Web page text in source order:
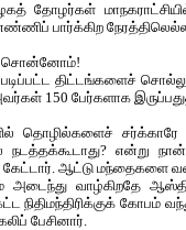
தோழர்கள்
பார்க்கிற
திட்டங்களைச்
150 பேர்களாக
தொழில்களைச்
நடத்தக்கூடாது? என்று
ஆட்டு மந்தைகளை
வாழ்கிறதே
கோபம்
பேசினார்.